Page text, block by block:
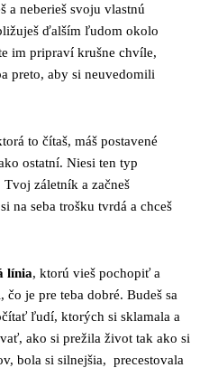
a neberieš svoju vlastnú
ďalším ľudom okolo
im pripraví krušne chvíle,
preto, aby si neuvedomili
to čítaš, máš postavené
ostatní. Niesi ten typ
záletník a začneš
na seba trošku tvrdá a chceš
línia, ktorú vieš pochopiť a
je pre teba dobré. Budeš sa
ľudí, ktorých si sklamala a
ako si prežila život tak ako si
bola si silnejšia, precestovala